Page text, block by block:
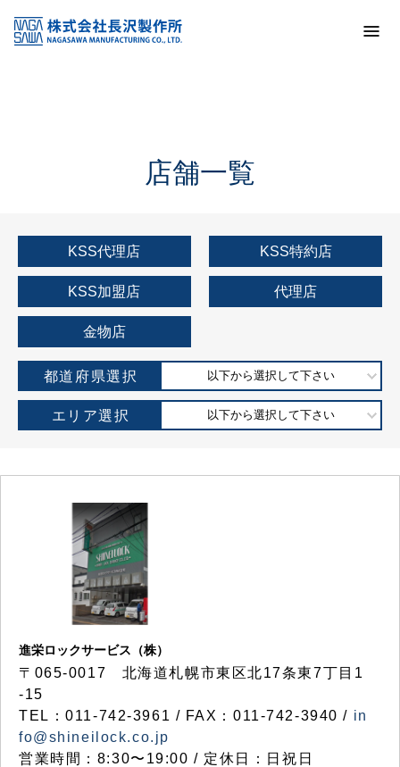
KSS加盟店・取扱店情報
店舗一覧
店舗一覧
KSS代理店 KSS特約店
KSS加盟店 代理店
金物店
都道府県選択 以下から選択して下さい
エリア選択 以下から選択して下さい
進栄ロックサービス（株）
〒065-0017 北海道札幌市東区北17条東7丁目1
-15
TEL：011-742-3961 / FAX：011-742-3940 / in
fo@shineilock.co.jp
営業時間：8:30〜19:00 / 定休日：日祝日